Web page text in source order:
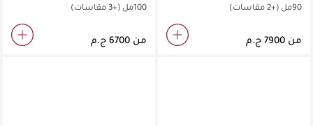
90مل (+2 مقاسات)
من
100مل (+3 مقاسات)
من